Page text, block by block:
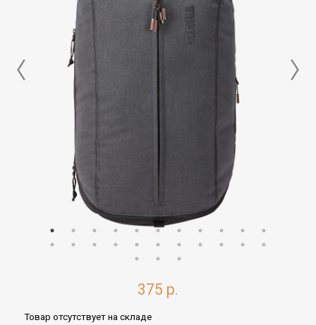
375 р.
Товар отсутствует на складе